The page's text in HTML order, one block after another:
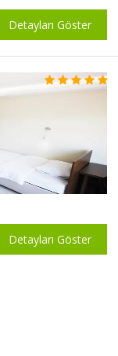
Detayları Göster
Detayları Göster